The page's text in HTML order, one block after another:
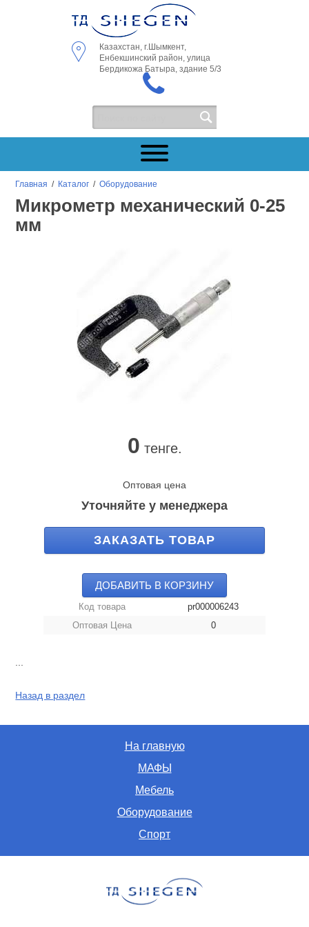
Казахстан, г.Шымкент,
Енбекшинский район, улица
Бердикожа Батыра, здание 5/3
Главная / Каталог /Оборудование
Микрометр механический 0-25
мм
0 тенге.
Оптовая цена
Уточняйте у менеджера
ЗАКАЗАТЬ ТОВАР
ДОБАВИТЬ В КОРЗИНУ
Код товара
pr000006243
Оптовая Цена
0
Назад в раздел
На главную
МАФЫ
Мебель
Оборудование
Спорт